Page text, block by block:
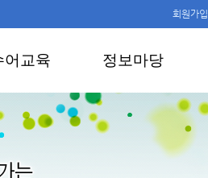
회원가입
어교육 정보마당